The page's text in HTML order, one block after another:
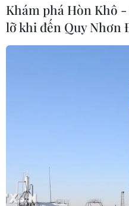
Hà Nội sắp tổ chức
Khám phá Hòn Khô
lỡ khi đến Quy Nhơn